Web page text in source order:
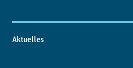
Aktuelles